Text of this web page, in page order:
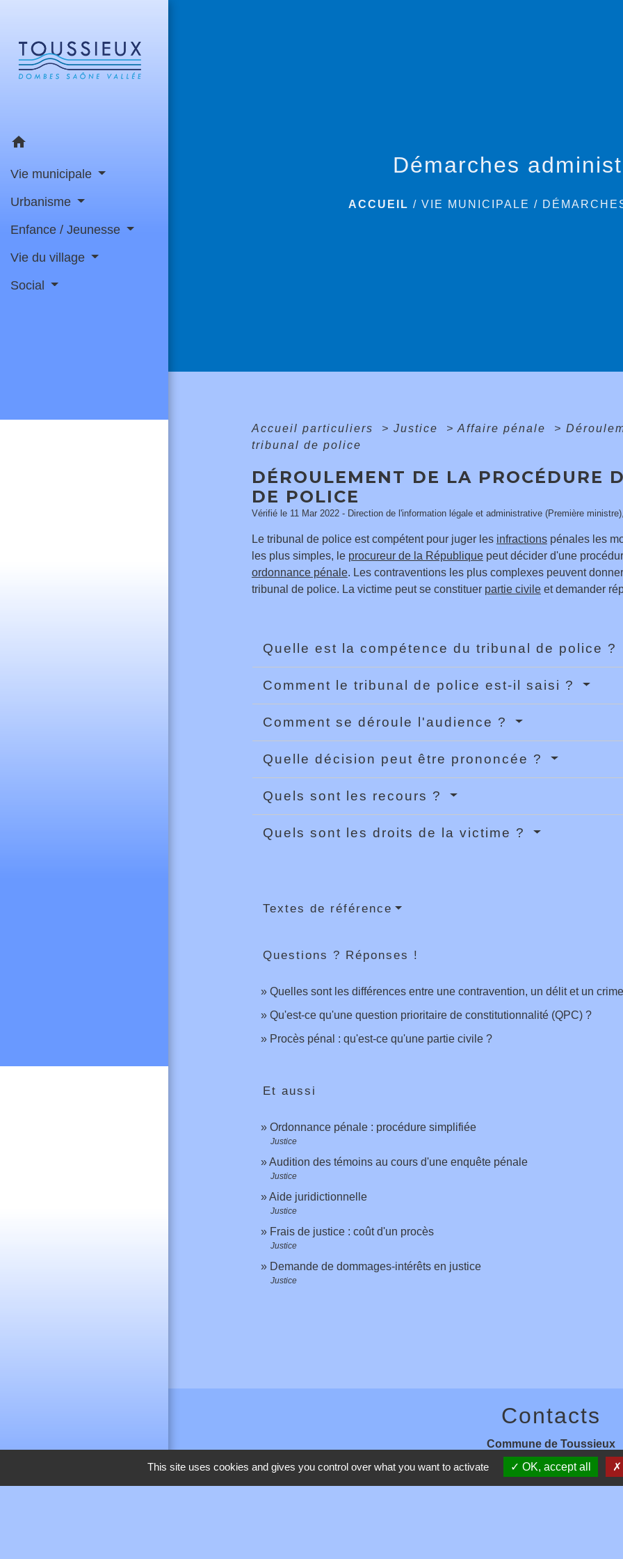
home
Vie municipale
Urbanisme
Enfance / Jeunesse
Vie du village
Social
Démarches
ACCUEIL /VIE MUNICIPALE /
Accueil particuliers > Justice > Affaire pénale >
tribunal de police
DÉROULEMENT DE LA PROCÉDURE
DE POLICE
Vérifié le 11 Mar 2022 - Direction de l'information légale et administrative (Première
Le tribunal de police est compétent pour juger les infractionspénales les
les plus simples, le procureur de la Républiquepeut décider d'une
ordonnance pénale. Les contraventions les plus complexes peuvent
tribunal de police. La victime peut se constituer partie civileet demander
Quelle est la compétence du tribunal de police ?
Comment le tribunal de police est-il saisi ?
Comment se déroule l'audience ?
Quelle décision peut être prononcée ?
Quels sont les recours ?
Quels sont les droits de la victime ?
Textes de référence
Questions ? Réponses !
Quelles sont les différences entre une contravention, un délit et un
Qu'est-ce qu'une question prioritaire de constitutionnalité (QPC) ?
Procès pénal : qu'est-ce qu'une partie civile ?
Et aussi
Ordonnance pénale : procédure simplifiée
Justice
Audition des témoins au cours d'une enquête pénale
Justice
Aide juridictionnelle
Justice
Frais de justice : coût d'un procès
Justice
Demande de dommages-intérêts en justice
Justice
Contacts
Commune de Toussieux
346, Route du Morbier
01600 Toussieux - FRANCE
This site uses cookies and gives you control over what you want to activate OK, accept all